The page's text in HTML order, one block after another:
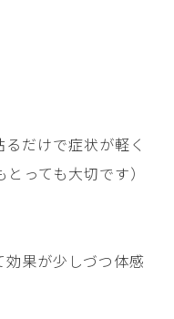
だけで症状が軽く
っても大切です）
果が少しづつ体感